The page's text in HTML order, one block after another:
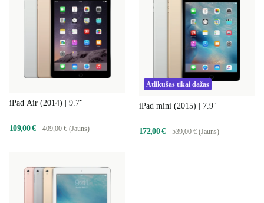
iPad Air (2014) | 9.7"
109,00 € 409,00 € (Jauns)
Atlikušas tikai dažas
iPad mini (2015) | 7.9"
172,00 € 539,00 € (Jauns)